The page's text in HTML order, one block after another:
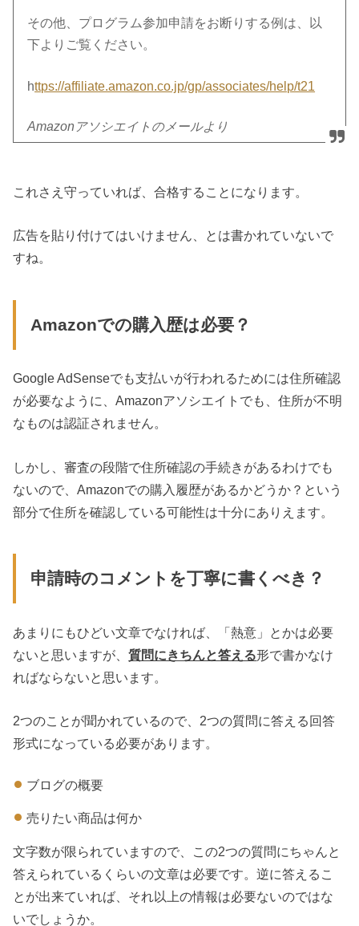
その他、プログラム参加申請をお断りする例は、以
下よりご覧ください。
https://affiliate.amazon.co.jp/gp/associates/help/t21
Amazonアソシエイトのメールより
これさえ守っていれば、合格することになります。
広告を貼り付けてはいけません、とは書かれていないで
すね。
Amazonでの購入歴は必要？
Google AdSenseでも支払いが行われるためには住所確認
が必要なように、Amazonアソシエイトでも、住所が不明
なものは認証されません。
しかし、審査の段階で住所確認の手続きがあるわけでも
ないので、Amazonでの購入履歴があるかどうか？という
部分で住所を確認している可能性は十分にありえます。
申請時のコメントを丁寧に書くべき？
あまりにもひどい文章でなければ、「熱意」とかは必要
ないと思いますが、質問にきちんと答える形で書かなけ
ればならないと思います。
2つのことが聞かれているので、2つの質問に答える回答
形式になっている必要があります。
ブログの概要
売りたい商品は何か
文字数が限られていますので、この2つの質問にちゃんと
答えられているくらいの文章は必要です。逆に答えるこ
とが出来ていれば、それ以上の情報は必要ないのではな
いでしょうか。